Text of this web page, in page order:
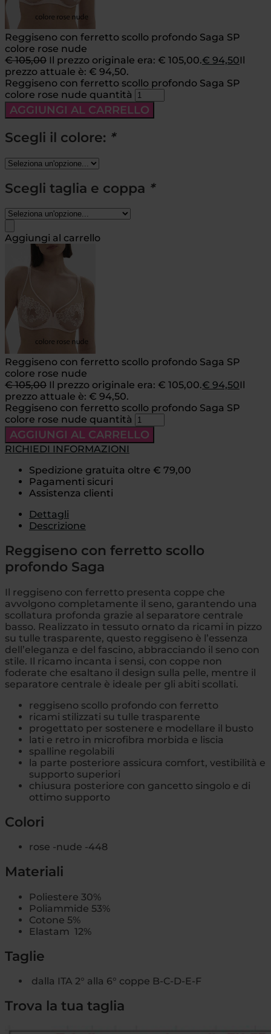
Reggiseno con ferretto scollo profondo Saga SP
colore rose nude
€105,00 Il prezzo originale era: € 105,00.€ 94,50Il
prezzo attuale è: € 94,50.
Reggiseno con ferretto scollo profondo Saga SP
colore rose nude quantità
AGGIUNGI AL CARRELLO
Scegli il colore: *
Scegli taglia e coppa *
Aggiungi al carrello
Reggiseno con ferretto scollo profondo Saga SP
colore rose nude
€105,00 Il prezzo originale era: € 105,00.€ 94,50Il
prezzo attuale è: € 94,50.
Reggiseno con ferretto scollo profondo Saga SP
colore rose nude quantità
AGGIUNGI AL CARRELLO
RICHIEDI INFORMAZIONI
Spedizione gratuita oltre € 79,00
Pagamenti sicuri
Assistenza clienti
Dettagli
Descrizione
Reggiseno con ferretto scollo
profondo Saga
Il reggiseno con ferretto presenta coppe che
avvolgono completamente il seno, garantendo una
scollatura profonda grazie al separatore centrale
basso. Realizzato in tessuto ornato da ricami in pizzo
su tulle trasparente, questo reggiseno è l’essenza
dell’eleganza e del fascino, abbracciando il seno con
stile. Il ricamo incanta i sensi, con coppe non
foderate che esaltano il design sulla pelle, mentre il
separatore centrale è ideale per gli abiti scollati.
reggiseno scollo profondo con ferretto
ricami stilizzati su tulle trasparente
progettato per sostenere e modellare il busto
lati e retro in microfibra morbida e liscia
spalline regolabili
la parte posteriore assicura comfort, vestibilità e
supporto superiori
chiusura posteriore con gancetto singolo e di
ottimo supporto
Colori
rose -nude -448
Materiali
Poliestere 30%
Poliammide 53%
Cotone 5%
Elastam 12%
Taglie
dalla ITA 2° alla 6° coppe B-C-D-E-F
Trova la tua taglia